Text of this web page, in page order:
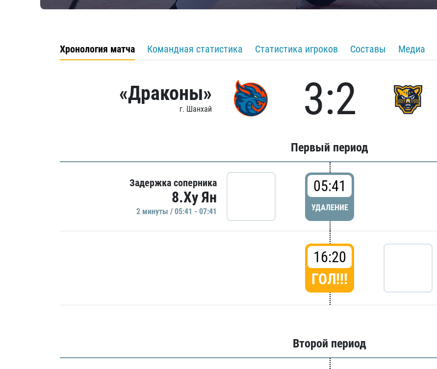
Хронология матча Командная статистика Статистика игроков Составы Медиа
«Драконы»
г. Шанхай 3:2
Первый период
Задержка соперника
8.Ху Ян
2 минуты / 05:41 - 07:41
05:41
УДАЛЕНИЕ
16:20
ГОЛ!!!
Второй период